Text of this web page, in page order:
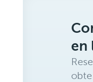
en